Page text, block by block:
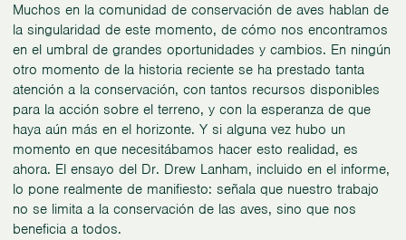
Muchos en la comunidad de conservación de aves hablan de
la singularidad de este momento, de cómo nos encontramos
en el umbral de grandes oportunidades y cambios. En ningún
otro momento de la historia reciente se ha prestado tanta
atención a la conservación, con tantos recursos disponibles
para la acción sobre el terreno, y con la esperanza de que
haya aún más en el horizonte. Y si alguna vez hubo un
momento en que necesitábamos hacer esto realidad, es
ahora. El ensayo del Dr. Drew Lanham, incluido en el informe,
lo pone realmente de manifiesto: señala que nuestro trabajo
no se limita a la conservación de las aves, sino que nos
beneficia a todos.